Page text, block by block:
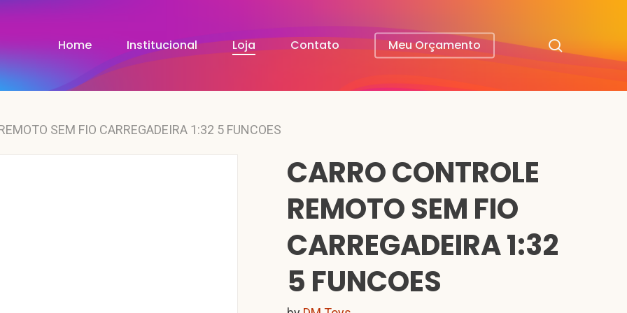
Home Institucional Loja Contato Meu Orçamento
SEM FIO CARREGADEIRA 1:32 5 FUNCOES
CARRO CONTROLE
REMOTO SEM FIO
CARREGADEIRA 1:32
5 FUNCOES